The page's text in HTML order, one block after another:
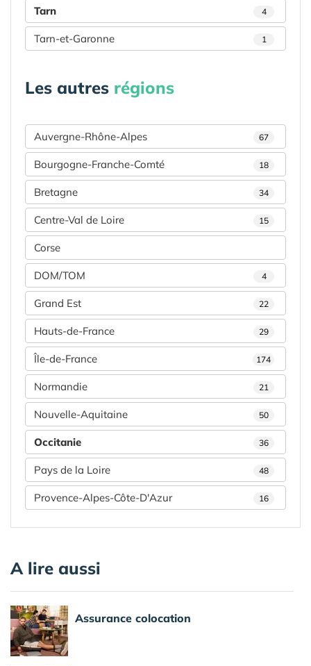
Tarn 4
Tarn-et-Garonne 1
Les autres régions
Auvergne-Rhône-Alpes 67
Bourgogne-Franche-Comté 18
Bretagne 34
Centre-Val de Loire 15
Corse
DOM/TOM 4
Grand Est 22
Hauts-de-France 29
Île-de-France 174
Normandie 21
Nouvelle-Aquitaine 50
Occitanie 36
Pays de la Loire 48
Provence-Alpes-Côte-D'Azur 16
A lire aussi
Assurance colocation